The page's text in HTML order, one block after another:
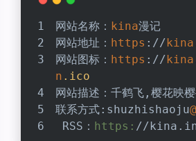
网站名称： kina漫记
网站地址： https ://kina
网站图标： https ://kina
n .ico
网站描述：千鹤飞,樱花映
联系方式:shuzhishaoju
RSS： https: //